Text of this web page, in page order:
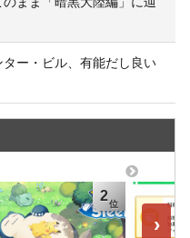
ター・ビル、有能だし良い
2
›